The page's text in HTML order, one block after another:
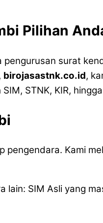
Pilihan
pengurusan surat
birojasastnk.co.id,
STNK, KIR,
Kami
lain: SIM Asli yang